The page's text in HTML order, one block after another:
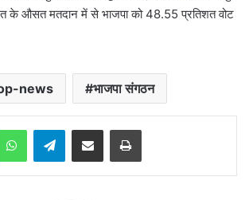
के औसत मतदान में से भाजपा को 48.55 प्रतिशत वोट
news भाजपा संगठन
WhatsAppTelegramShare via Email Print